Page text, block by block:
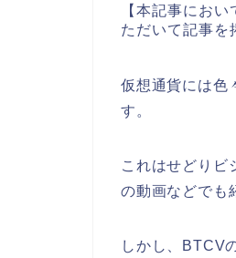
【本記事にお
ただいて記事を
仮想通貨には色
す。
これはせどりビ
の動画などでも
しかし、BTCV